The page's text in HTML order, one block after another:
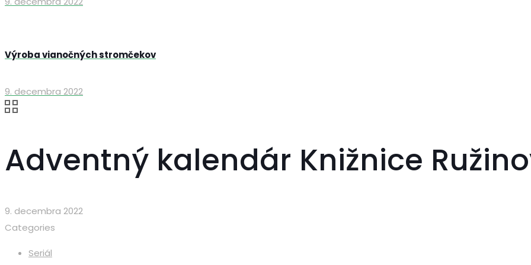
Výroba vianočných stromčekov
9. decembra 2022
Adventný kalendár Knižnice
9. decembra 2022
Categories
Seriál